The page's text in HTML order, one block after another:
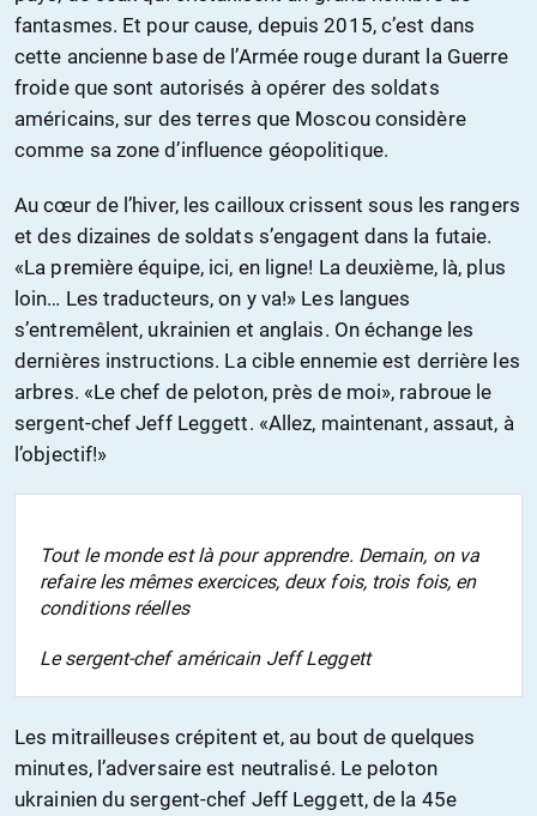
fantasmes. Et pour cause, depuis 2015, c’est dans
cette ancienne base de l’Armée rouge durant la Guerre
froide que sont autorisés à opérer des soldats
américains, sur des terres que Moscou considère
comme sa zone d’influence géopolitique.
Au cœur de l’hiver, les cailloux crissent sous les rangers
et des dizaines de soldats s’engagent dans la futaie.
«La première équipe, ici, en ligne! La deuxième, là, plus
loin… Les traducteurs, on y va!» Les langues
s’entremêlent, ukrainien et anglais. On échange les
dernières instructions. La cible ennemie est derrière les
arbres. «Le chef de peloton, près de moi», rabroue le
sergent-chef Jeff Leggett. «Allez, maintenant, assaut, à
l’objectif!»
Tout le monde est là pour apprendre. Demain, on va
refaire les mêmes exercices, deux fois, trois fois, en
conditions réelles
Le sergent-chef américain Jeff Leggett
Les mitrailleuses crépitent et, au bout de quelques
minutes, l’adversaire est neutralisé. Le peloton
ukrainien du sergent-chef Jeff Leggett, de la 45e